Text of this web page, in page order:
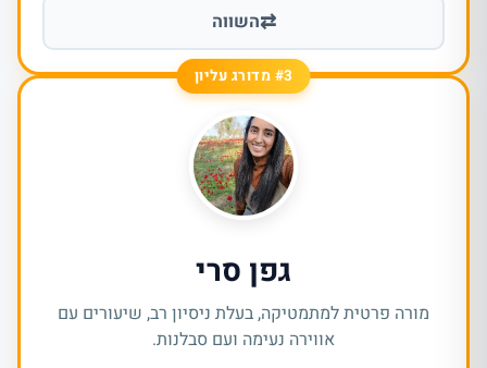
⇄השווה
#3 מדורג עליון
גפן סרי
מורה פרטית למתמטיקה, בעלת ניסיון רב, שיעורים עם
אווירה נעימה ועם סבלנות.